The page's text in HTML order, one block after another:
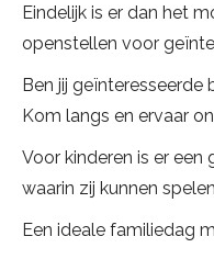
Eindelijk is er dan het
openstellen voor
Ben jij geïnteresseerde
Kom langs en ervaar
Voor kinderen is er een
waarin zij kunnen
Een ideale familiedag